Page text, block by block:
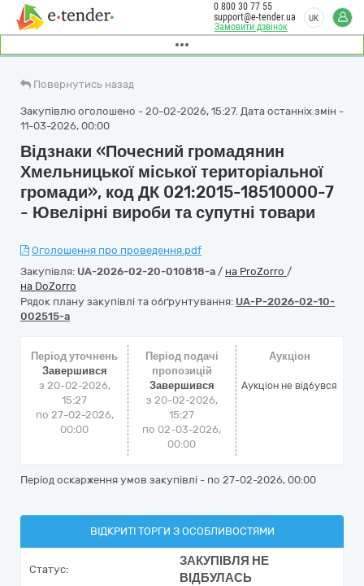
Замовити дзвінок
0 800 30 77 55
support@e-tender.ua
UK
Повернутись назад
Закупівлю оголошено - 20-02-2026, 15:27. Дата останніх змін -
11-03-2026, 00:00
Відзнаки «Почесний громадянин
Хмельницької міської територіальної
громади», код ДК 021:2015-18510000-7
- Ювелірні вироби та супутні товари
Оголошення про проведення.pdf
Закупівля: UA-2026-02-20-010818-a / на ProZorro /
на DoZorro
Рядок плану закупівлі та обґрунтування: UA-P-2026-02-10-
002515-a
Період уточнень
Завершився
з 20-02-2026,
15:27
по 27-02-2026,
00:00
Період подачі
пропозицій
Завершився
з 20-02-2026,
15:27
по 02-03-2026,
00:00
Аукціон
Аукціон не відбувся
Період оскарження умов закупівлі - по 27-02-2026, 00:00
ВІДКРИТІ ТОРГИ З ОСОБЛИВОСТЯМИ
Статус:
ЗАКУПІВЛЯ НЕ
ВІДБУЛАСЬ